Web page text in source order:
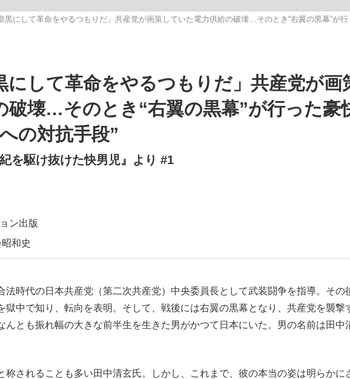
黒にして革命をやるつもりだ」共産党が画策していた電力供給の破壊…そのとき“右翼の黒幕”が
にして革命をやるつもりだ」共産党が画
破壊…そのとき“右翼の黒幕”が行った豪
の対抗手段”
を駆け抜けた快男児』より #1
ン出版
昭和史
時代の日本共産党（第二次共産党）中央委員長として武装闘争を指導。その
獄中で知り、転向を表明。そして、戦後には右翼の黒幕となり、共産党を襲撃
とも振れ幅の大きな前半生を生きた男がかつて日本にいた。男の名前は田中
されることも多い田中清玄氏。しかし、これまで、彼の本当の姿は明らかに